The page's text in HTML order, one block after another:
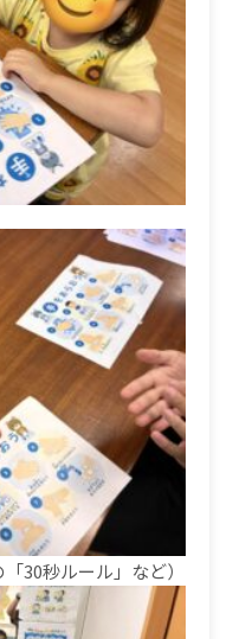
30秒ルール」など）